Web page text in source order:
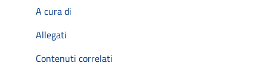
A cura di
Allegati
Contenuti correlati